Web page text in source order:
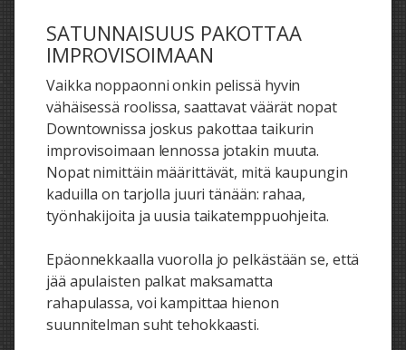
SATUNNAISUUS PAKOTTAA
IMPROVISOIMAAN
Vaikka noppaonni onkin pelissä hyvin
vähäisessä roolissa, saattavat väärät nopat
Downtownissa joskus pakottaa taikurin
improvisoimaan lennossa jotakin muuta.
Nopat nimittäin määrittävät, mitä kaupungin
kaduilla on tarjolla juuri tänään: rahaa,
työnhakijoita ja uusia taikatemppuohjeita.
Epäonnekkaalla vuorolla jo pelkästään se, että
jää apulaisten palkat maksamatta
rahapulassa, voi kampittaa hienon
suunnitelman suht tehokkaasti.